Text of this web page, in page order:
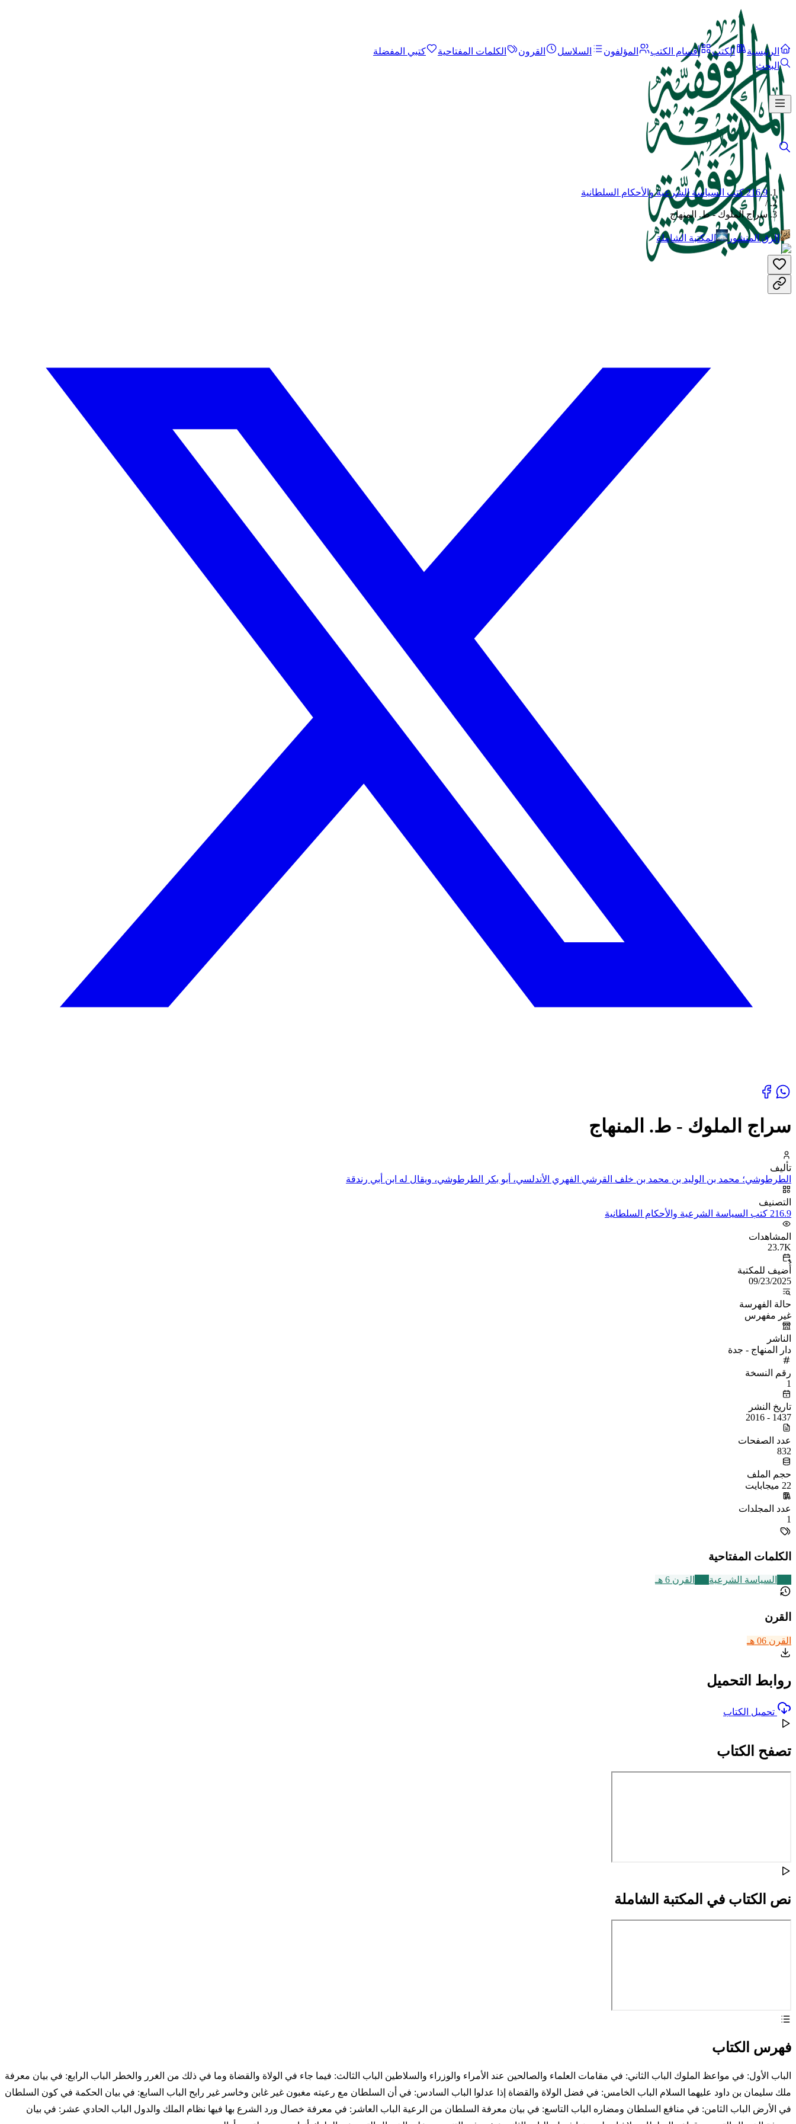
الرئيسية الكتب أقسام الكتب المؤلفون السلاسل القرون الكلمات المفتاحية
كتبي المفضلة
البحث
216.9 كتب السياسة الشرعية والأحكام السلطانية
/
سراج الملوك - ط. المنهاج
الرق المنشور المكتبة الشاملة
سراج الملوك - ط. المنهاج
تأليف
الطرطوشي؛ محمد بن الوليد بن محمد بن خلف القرشي الفهري الأندلسي، أبو بكر الطرطوشي، ويقال له ابن أبي رندقة
التصنيف
216.9 كتب السياسة الشرعية والأحكام السلطانية
المشاهدات
23.7K
أُضيف للمكتبة
09/23/2025
حالة الفهرسة
غير مفهرس
الناشر
دار المنهاج - جدة
رقم النسخة
1
تاريخ النشر
1437 - 2016
عدد الصفحات
832
حجم الملف
22 ميجابايت
عدد المجلدات
1
الكلمات المفتاحية
السياسة الشرعية القرن 6 هـ
القرن
القرن 06 هـ
روابط التحميل
تحميل الكتاب
تصفح الكتاب
نص الكتاب في المكتبة الشاملة
فهرس الكتاب
الباب الأول: في مواعظ الملوك الباب الثاني: في مقامات العلماء والصالحين عند الأمراء والوزراء والسلاطين الباب الثالث: فيما جاء في الولاة والقضاة وما في ذلك من الغرر والخطر الباب الرابع: في بيان معرفة
ملك سليمان بن داود عليهما السلام الباب الخامس: في فضل الولاة والقضاة إذا عدلوا الباب السادس: في أن السلطان مع رعيته مغبون غير غابن وخاسر غير رابح الباب السابع: في بيان الحكمة في كون السلطان
في الأرض الباب الثامن: في منافع السلطان ومضاره الباب التاسع: في بيان معرفة السلطان من الرعية الباب العاشر: في معرفة خصال ورد الشرع بها فيها نظام الملك والدول الباب الحادي عشر: في بيان